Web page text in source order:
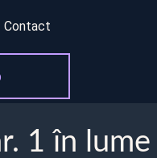
Contact
1 în